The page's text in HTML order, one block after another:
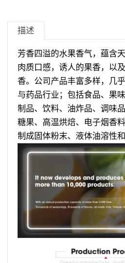
描述
芳香四溢的水果香气，蕴含
肉质口感，诱人的果香，以
香。公司产品丰富多样，几
与药品行业；包括食品、果
制品、饮料、油炸品、调味
糖果、高温烘焙、电子烟香
制成固体粉末、液体油溶性和